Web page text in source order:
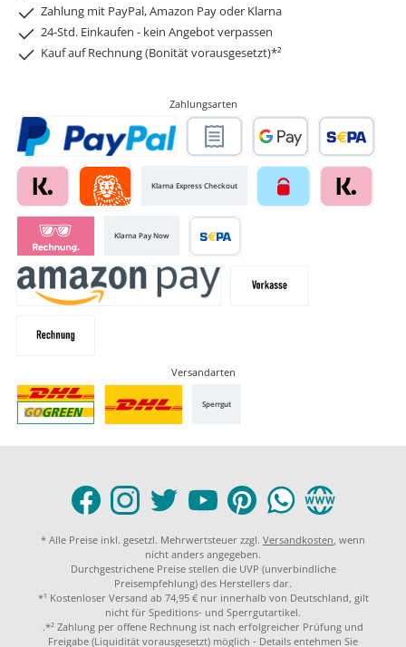
Zahlung mit PayPal, Amazon Pay oder Klarna
24-Std. Einkaufen - kein Angebot verpassen
Kauf auf Rechnung (Bonität vorausgesetzt)*²
Zahlungsarten
Klarna Express Checkout
Klarna Pay Now
Versandarten
Sperrgut
* Alle Preise inkl. gesetzl. Mehrwertsteuer zzgl. Versandkosten, wenn
nicht anders angegeben.
Durchgestrichene Preise stellen die UVP (unverbindliche
Preisempfehlung) des Herstellers dar.
*¹ Kostenloser Versand ab 74,95 € nur innerhalb von Deutschland, gilt
nicht für Speditions- und Sperrgutartikel.
.*² Zahlung per offene Rechnung ist nach erfolgreicher Prüfung und
Freigabe (Liquidität vorausgesetzt) möglich - Details entehmen Sie